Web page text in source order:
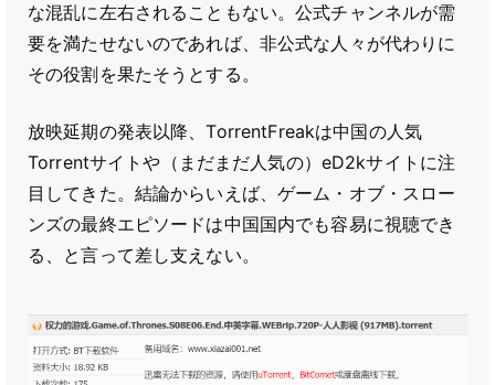
な混乱に左右されることもない。公式チャンネルが需
要を満たせないのであれば、非公式な人々が代わりに
その役割を果たそうとする。
放映延期の発表以降、TorrentFreakは中国の人気
Torrentサイトや（まだまだ人気の）eD2kサイトに注
目してきた。結論からいえば、ゲーム・オブ・スロー
ンズの最終エピソードは中国国内でも容易に視聴でき
る、と言って差し支えない。